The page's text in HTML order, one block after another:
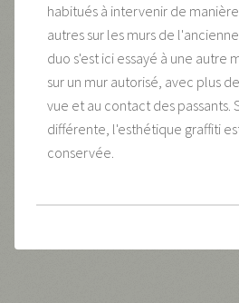
habitués à intervenir de
autres sur les murs de
duo s'est ici essayé à une autre
sur un mur autorisé, avec plus
vue et au contact des passants.
différente, l'esthétique graffiti
conservée.